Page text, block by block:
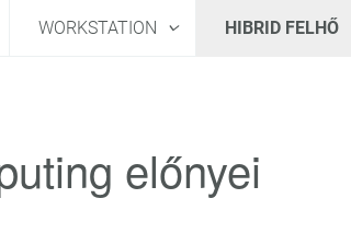
WORKSTATION HIBRID FELHŐ
előnyei